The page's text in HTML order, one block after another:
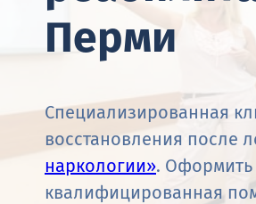
Перми
Специализированная
восстановления после
наркологии». Оформить
квалифицированная